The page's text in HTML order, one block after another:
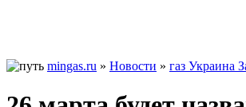
mingas.ru » Новости » газ Украина